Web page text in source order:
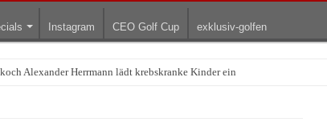
Instagram CEO Golf Cup exklusiv-golfen
Alexander Herrmann lädt krebskranke Kinder ein
der Lingerie-Branche wurde